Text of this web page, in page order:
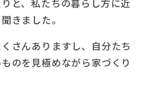
と、私たちの暮らし方に近
きました。
さんありますし、自分たち
のを見極めながら家づくり